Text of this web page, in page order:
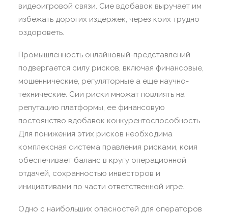
видеоигровой связи. Сие вдобавок выручает им
избежать дорогих издержек, через коих трудно
оздороветь.
Промышленность онлайновый-представлений
подвергается силу рисков, включая финансовые,
мошеннические, регуляторные а еще научно-
технические. Сии риски множат повлиять на
репутацию платформы, ее финансовую
постоянство вдобавок конкурентоспособность.
Для понижения этих рисков необходима
комплексная система правления рисками, коия
обеспечивает баланс в кругу операционной
отдачей, сохранностью инвесторов и
инициативами по части ответственной игре.
Одно с наибольших опасностей для операторов